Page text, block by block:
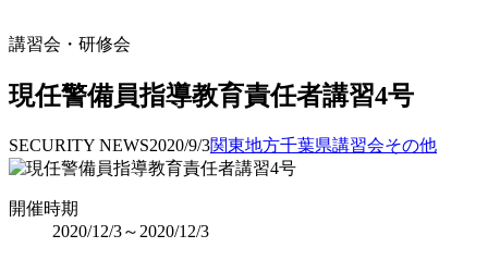
講習会・研修会
現任警備員指導教育責任者講習4号
SECURITY NEWS2020/9/3関東地方千葉県講習会その他
開催時期
2020/12/3～2020/12/3